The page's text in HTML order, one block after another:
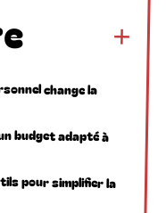
change la
budget adapté à
pour simplifier la